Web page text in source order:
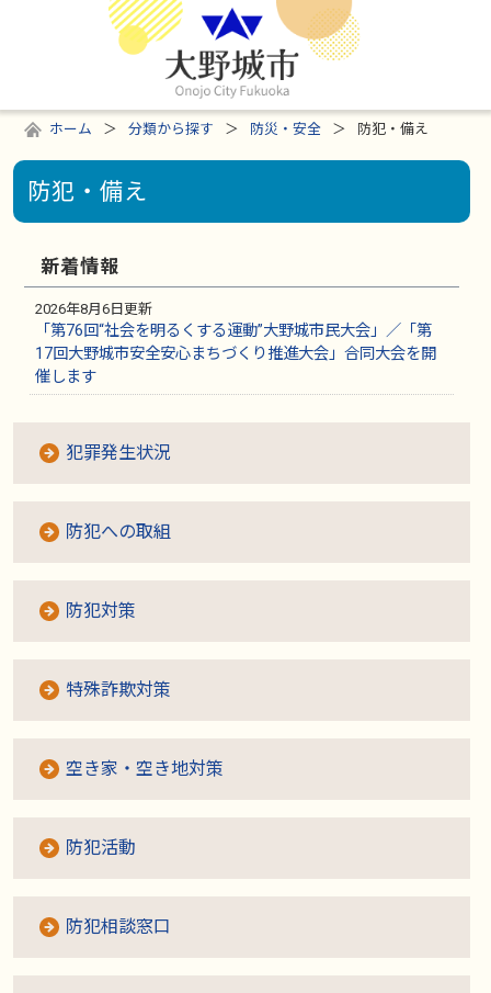
ホーム 分類から探す 防災・安全 防犯・備え
防犯・備え
新着情報
2026年8月6日更新
「第76回“社会を明るくする運動”大野城市民大会」／「第
17回大野城市安全安心まちづくり推進大会」合同大会を開
催します
犯罪発生状況
防犯への取組
防犯対策
特殊詐欺対策
空き家・空き地対策
防犯活動
防犯相談窓口